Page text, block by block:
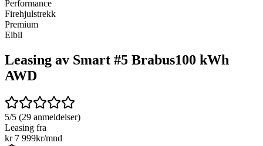
Performance
Firehjulstrekk
Premium
Elbil
Leasing av Smart #5 Brabus100 kWh
AWD
5/5 (29 anmeldelser)
Leasing fra
kr 7 999kr/mnd